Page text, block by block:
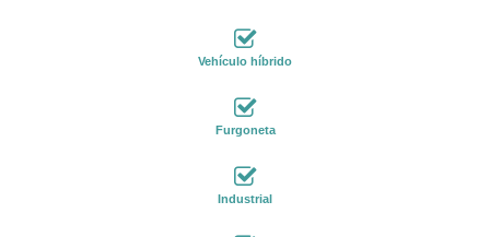
Vehículo híbrido
Furgoneta
Industrial